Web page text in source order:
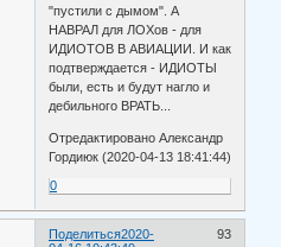
"пустили с дымом". А
НАВРАЛ для ЛОХов - для
ИДИОТОВ В АВИАЦИИ. И как
подтверждается - ИДИОТЫ
были, есть и будут нагло и
дебильного ВРАТЬ...
Отредактировано Александр
Гордиюк (2020-04-13 18:41:44)
0
Поделиться 93
2020-